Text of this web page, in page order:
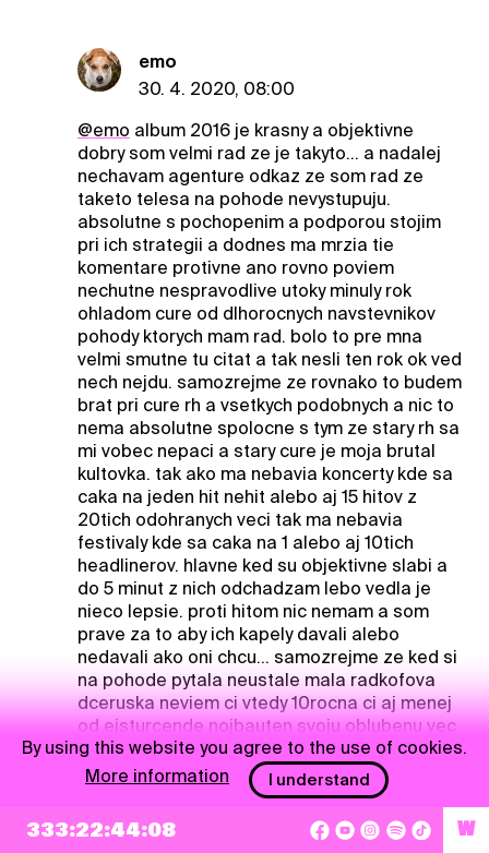
emo
30. 4. 2020, 08:00
@emo album 2016 je krasny a objektivne
dobry som velmi rad ze je takyto... a nadalej
nechavam agenture odkaz ze som rad ze
taketo telesa na pohode nevystupuju.
absolutne s pochopenim a podporou stojim
pri ich strategii a dodnes ma mrzia tie
komentare protivne ano rovno poviem
nechutne nespravodlive utoky minuly rok
ohladom cure od dlhorocnych navstevnikov
pohody ktorych mam rad. bolo to pre mna
velmi smutne tu citat a tak nesli ten rok ok ved
nech nejdu. samozrejme ze rovnako to budem
brat pri cure rh a vsetkych podobnych a nic to
nema absolutne spolocne s tym ze stary rh sa
mi vobec nepaci a stary cure je moja brutal
kultovka. tak ako ma nebavia koncerty kde sa
caka na jeden hit nehit alebo aj 15 hitov z
20tich odohranych veci tak ma nebavia
festivaly kde sa caka na 1 alebo aj 10tich
headlinerov. hlavne ked su objektivne slabi a
do 5 minut z nich odchadzam lebo vedla je
nieco lepsie. proti hitom nic nemam a som
prave za to aby ich kapely davali alebo
nedavali ako oni chcu... samozrejme ze ked si
na pohode pytala neustale mala radkofova
dceruska neviem ci vtedy 10rocna ci aj menej
od ejsturcende nojbauten svoju oblubenu vec
tak by ma velmi potesilo keby jej ju dali... aj
ked si nepamaram ktoru chcela bol som tiez
sklamany ze jej ju nedali. no nie tak ako ona ;)
ved som velky :)) ale fakt som cakal ze jej to
daju...
333:22:44:07 W
By using this website you agree to the use of cookies.
More information
I understand